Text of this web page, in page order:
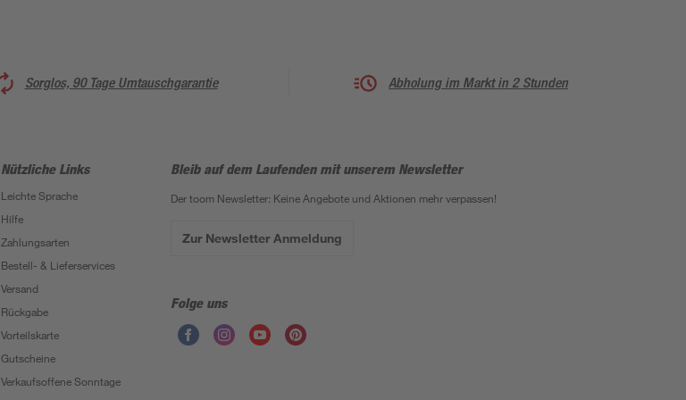
Sorglos, 90 Tage Umtauschgarantie Abholung im Markt in 2 Stunden
Nützliche Links
Leichte Sprache
Hilfe
Zahlungsarten
Bestell- & Lieferservices
Versand
Rückgabe
Vorteilskarte
Gutscheine
Verkaufsoffene Sonntage
Bleib auf dem Laufenden mit unserem Newsletter
Der toom Newsletter: Keine Angebote und Aktionen mehr verpassen!
Zur Newsletter Anmeldung
Folge uns